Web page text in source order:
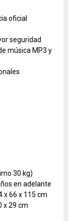
oficial
seguridad
música MP3 y
30 kg)
en adelante
x 66 x 115 cm
x 29 cm